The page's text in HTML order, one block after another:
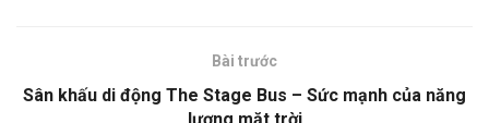
Bài trước
Sân khấu di động The Stage Bus – Sức mạnh của năng